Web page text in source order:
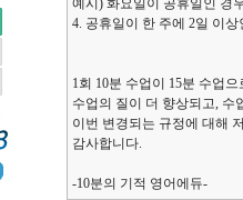
예시) 화요일이 공휴일인 경
4. 공휴일이 한 주에 2일 이
1회 10분 수업이 15분 수업
수업의 질이 더 향상되고, 수
이번 변경되는 규정에 대해
감사합니다.
-10분의 기적 영어에듀-